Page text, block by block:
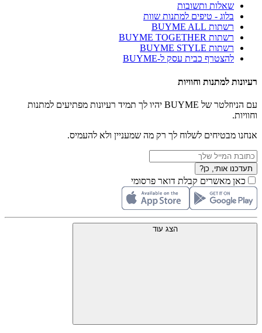
שאלות ותשובות
בלוג - טיפים למתנות שוות
רשתות BUYME ALL
רשתות BUYME TOGETHER
רשתות BUYME STYLE
להצטרף כבית עסק ל-BUYME
רעיונות למתנות וחוויות
עם הניוזלטר של BUYME יהיו לך תמיד רעיונות מפתיעים למתנות
וחוויות.
אנחנו מבטיחים לשלוח לך רק מה שמעניין ולא להעמיס.
תעדכנו אותי, כן?
כאן מאשרים קבלת דואר פרסומי
הצג עוד